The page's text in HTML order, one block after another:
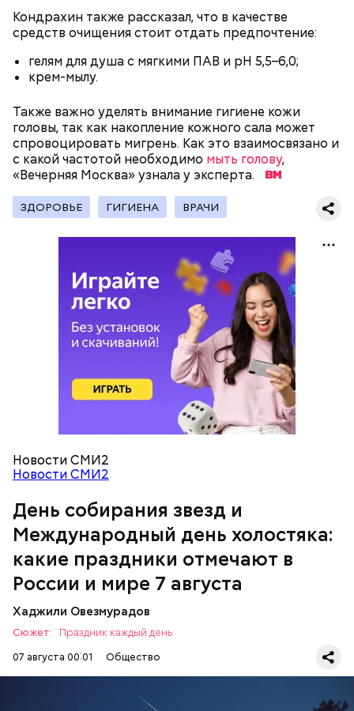
Кондрахин также рассказал, что в качестве
средств очищения стоит отдать предпочтение:
гелям для душа с мягкими ПАВ и pH 5,5–6,0;
крем-мылу.
Также важно уделять внимание гигиене кожи
головы, так как накопление кожного сала может
спровоцировать мигрень. Как это взаимосвязано и
с какой частотой необходимо мыть голову,
«Вечерняя Москва» узнала у эксперта.
ЗДОРОВЬЕ ГИГИЕНА ВРАЧИ
Новости СМИ2
Новости СМИ2
День собирания звезд и
Международный день холостяка:
какие праздники отмечают в
России и мире 7 августа
Хаджили Овезмурадов
Сюжет:
Праздник каждый день
07 августа 00:01
Общество
День собирания звезд учрежден в честь
Международный день холостяка
В Международный день холостяка все мужчины
без пары видятся со своими друзьями, устраивают
вечеринки, играют в видеоигры и проводят время,
это возможно, ведь может быть и так, что через год
они уже не будут холостяками.
Спагетти из кабачков
Ингредиенты:
— В дыне содержится много сахара, который
представлен фруктозой. С одной стороны — это
хорошо, потому что дает энергию. Но важно
помнить, что сладкими дынями не нужно сильно
увлекаться, так же как и арбузами, людям с
сахарным диабетом и лишним весом, —
подчеркнула доктор.
Терапевт Кондрахин назвал
продукты и напитки, которые
выводят токсины из организма
Ранние плоды, по словам врача, лучше не есть:
детям.
Чистит сосуды и защищает от
рака: чем полезен кресс-салат